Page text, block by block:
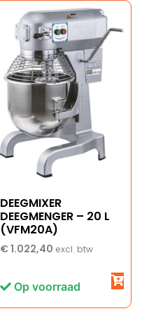
DEEGMIXER
DEEGMENGER – 20 L
(VFM20A)
€1.022,40 excl. btw
Op voorraad